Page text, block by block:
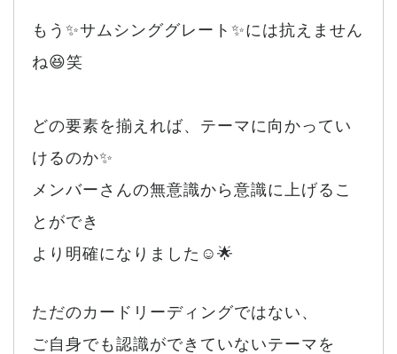
もう✨サムシンググレート✨には抗えません
ね😆笑
どの要素を揃えれば、テーマに向かってい
けるのか✨
メンバーさんの無意識から意識に上げるこ
とができ
より明確になりました☺️🌟
ただのカードリーディングではない、
ご自身でも認識ができていないテーマを